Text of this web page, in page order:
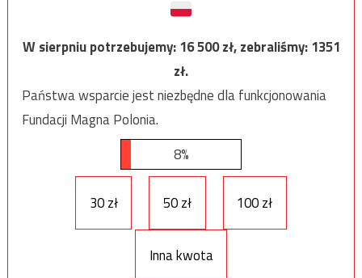
W sierpniu potrzebujemy:16 500zł, zebraliśmy:1351
zł.
Państwa wsparcie jest niezbędne dla funkcjonowania
Fundacji Magna Polonia.
8%
30 zł 50 zł 100 zł
Inna kwota